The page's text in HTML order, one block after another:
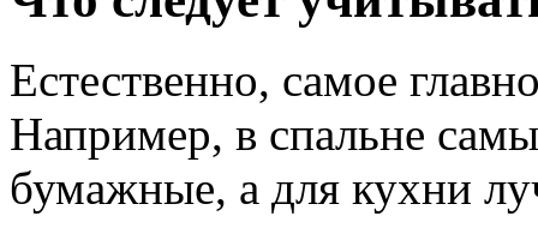
Естественно, самое
Например, в спальне
бумажные, а для кухни